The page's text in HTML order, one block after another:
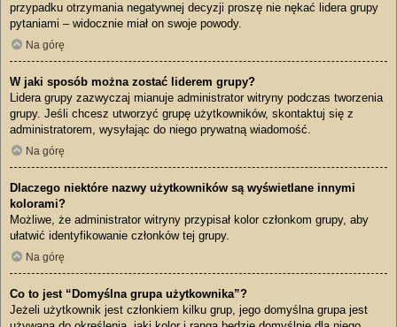
przypadku otrzymania negatywnej decyzji proszę nie nękać lidera grupy
pytaniami – widocznie miał on swoje powody.
Na górę
W jaki sposób można zostać liderem grupy?
Lidera grupy zazwyczaj mianuje administrator witryny podczas tworzenia
grupy. Jeśli chcesz utworzyć grupę użytkowników, skontaktuj się z
administratorem, wysyłając do niego prywatną wiadomość.
Na górę
Dlaczego niektóre nazwy użytkowników są wyświetlane innymi
kolorami?
Możliwe, że administrator witryny przypisał kolor członkom grupy, aby
ułatwić identyfikowanie członków tej grupy.
Na górę
Co to jest “Domyślna grupa użytkownika”?
Jeżeli użytkownik jest członkiem kilku grup, jego domyślna grupa jest